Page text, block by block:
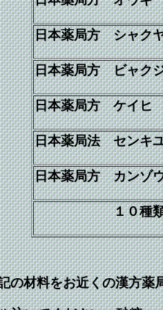
日本薬局方 シャク
日本薬局方 ビャク
日本薬局方 ケイヒ
日本薬局法 センキ
日本薬局方 カンゾ
１０種
の材料をお近くの漢方薬